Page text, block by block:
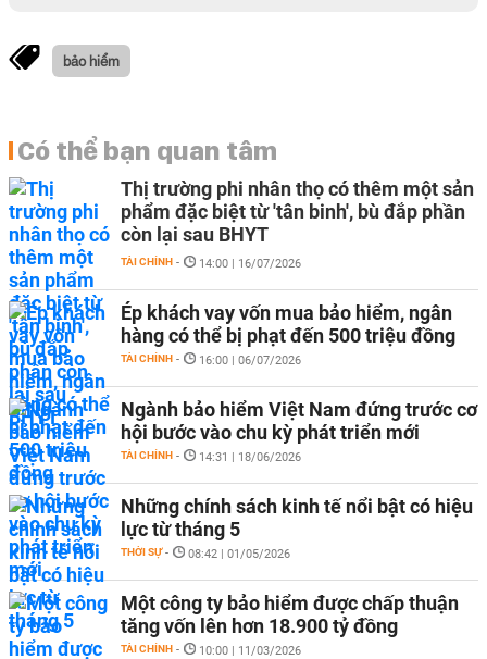
bảo hiểm
Có thể bạn quan tâm
Thị trường phi nhân thọ có thêm một sản
phẩm đặc biệt từ 'tân binh', bù đắp phần
còn lại sau BHYT
TÀI CHÍNH - 14:00 | 16/07/2026
Ép khách vay vốn mua bảo hiểm, ngân
hàng có thể bị phạt đến 500 triệu đồng
TÀI CHÍNH - 16:00 | 06/07/2026
Ngành bảo hiểm Việt Nam đứng trước cơ
hội bước vào chu kỳ phát triển mới
TÀI CHÍNH - 14:31 | 18/06/2026
Những chính sách kinh tế nổi bật có hiệu
lực từ tháng 5
THỜI SỰ - 08:42 | 01/05/2026
Một công ty bảo hiểm được chấp thuận
tăng vốn lên hơn 18.900 tỷ đồng
TÀI CHÍNH - 10:00 | 11/03/2026